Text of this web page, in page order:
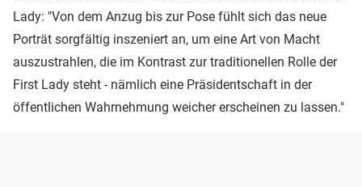
Lady: "Von dem Anzug bis zur Pose fühlt sich das neue
Porträt sorgfältig inszeniert an, um eine Art von Macht
auszustrahlen, die im Kontrast zur traditionellen Rolle der
First Lady steht - nämlich eine Präsidentschaft in der
öffentlichen Wahrnehmung weicher erscheinen zu lassen."